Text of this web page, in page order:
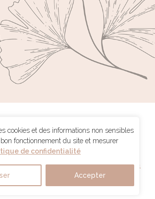
cookies et des informations non sensibles
fonctionnement du site et mesurer
de confidentialité
Accepter
Marseille
être par le Massage
- 13 001 Marseille - Tél. 06 22 15 68 33
Tarifs Mentions légales CGV Partenaires Contact